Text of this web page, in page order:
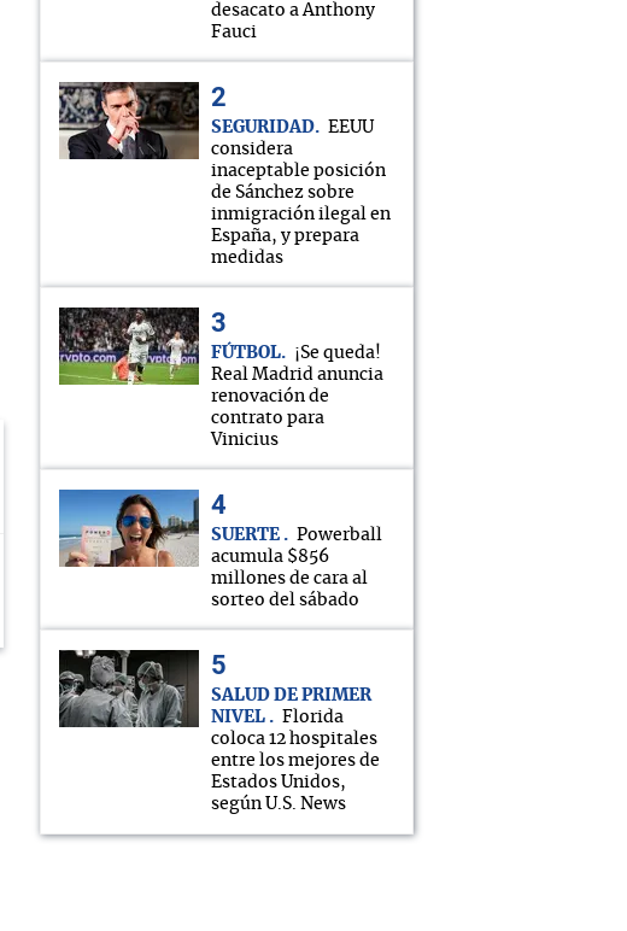
desacato a Anthony
Fauci
SEGURIDAD
EEUU
considera
inaceptable posición
de Sánchez sobre
inmigración ilegal en
España, y prepara
medidas
FÚTBOL
¡Se queda!
Real Madrid anuncia
renovación de
contrato para
Vinicius
SUERTE
Powerball
acumula $856
millones de cara al
sorteo del sábado
SALUD DE PRIMER
NIVEL
Florida
coloca 12 hospitales
entre los mejores de
Estados Unidos,
según U.S. News